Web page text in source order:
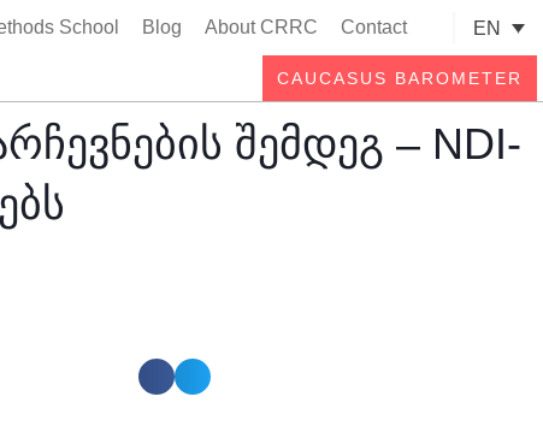
School Blog About CRRC Contact EN
CAUCASUS BAROMETER
შემდეგ – NDI-